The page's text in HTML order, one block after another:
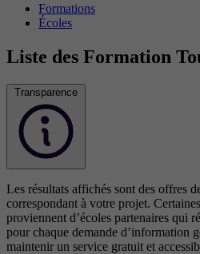
Formations
Écoles
Liste des Formation
Transparence
Les résultats affichés sont des offres
correspondant à votre projet.
proviennent d’écoles partenaires qui
pour chaque demande d’information
maintenir un service gratuit et